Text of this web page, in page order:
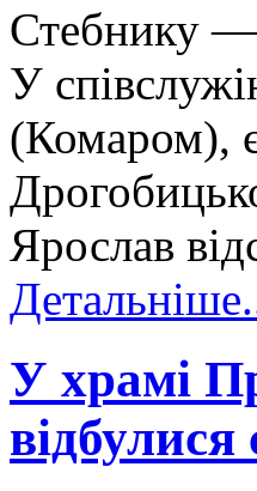
Стебнику
У
(Комаром),
Ярослав
У храмі